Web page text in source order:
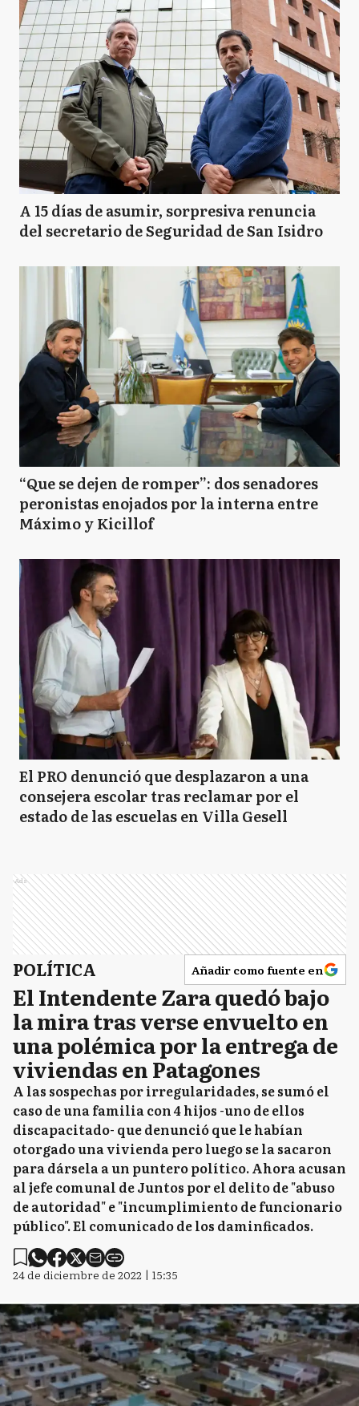
A 15 días de asumir, sorpresiva renuncia
del secretario de Seguridad de San Isidro
“Que se dejen de romper”: dos senadores
peronistas enojados por la interna entre
Máximo y Kicillof
El PRO denunció que desplazaron a una
consejera escolar tras reclamar por el
estado de las escuelas en Villa Gesell
Ads
POLÍTICA Añadir como fuente en
El Intendente Zara quedó bajo
la mira tras verse envuelto en
una polémica por la entrega de
viviendas en Patagones
A las sospechas por irregularidades, se sumó el
caso de una familia con 4 hijos -uno de ellos
discapacitado- que denunció que le habían
otorgado una vivienda pero luego se la sacaron
para dársela a un puntero político. Ahora acusan
al jefe comunal de Juntos por el delito de "abuso
de autoridad" e "incumplimiento de funcionario
público". El comunicado de los daminficados.
24 de diciembre de 2022 | 15:35